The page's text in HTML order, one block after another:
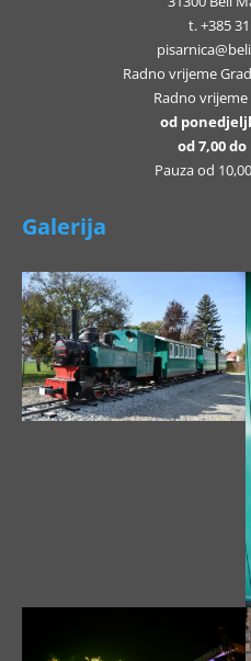
t. +385
Radno vrijeme
Radno
od
od 7,00 do
Pauza od
Galerija